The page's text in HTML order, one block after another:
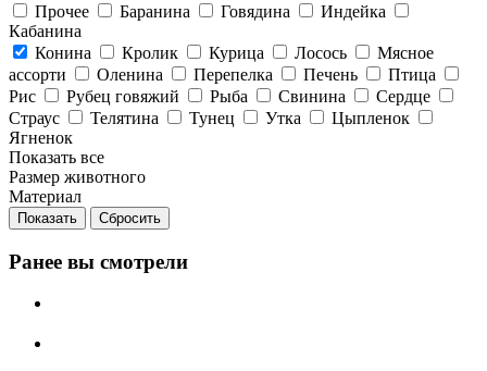
Прочее
Баранина Говядина
Индейка
Кабанина
Конина
Кролик Курица Лосось
Мясное
ассорти
Оленина Перепелка Печень
Птица
Рис
Рубец говяжий Рыба Свинина
Сердце
Страус
Телятина Тунец Утка
Цыпленок
Ягненок
Показать все
Размер животного
Материал
Сбросить
Ранее вы смотрели